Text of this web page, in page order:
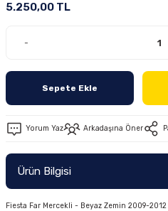
5.250,00 TL
-
Sepete Ekle
Yorum Yaz Arkadaşına Öner
Ürün Bilgisi
Fiesta Far Mercekli - Beyaz Zemin 2009-2012